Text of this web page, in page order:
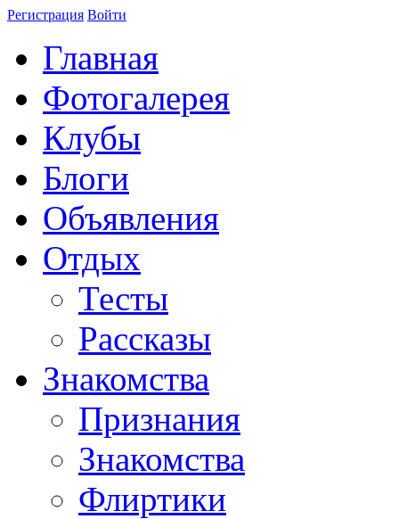
Регистрация Войти
Главная
Фотогалерея
Клубы
Блоги
Объявления
Отдых
Тесты
Рассказы
Знакомства
Признания
Знакомства
Флиртики